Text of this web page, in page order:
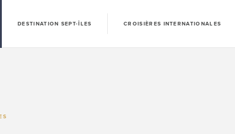
DESTINATION SEPT-ÎLES CROISIÈRES INTERNATIONALES